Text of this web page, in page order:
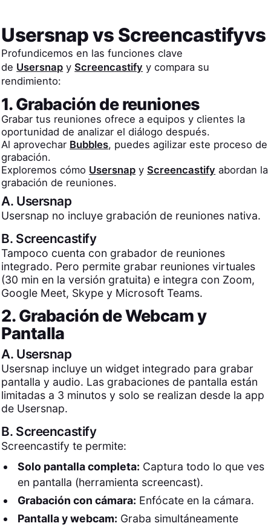
Usersnapvs Screencastifyvs
Profundicemos en las funciones clave
de Usersnap yScreencastify y compara su
rendimiento:
1. Grabación de reuniones
Grabar tus reuniones ofrece a equipos y clientes la
oportunidad de analizar el diálogo después.
Al aprovechar Bubbles, puedes agilizar este proceso de
grabación.
Exploremos cómo Usersnap yScreencastify abordan la
grabación de reuniones.
A. Usersnap
Usersnap no incluye grabación de reuniones nativa.
B. Screencastify
Tampoco cuenta con grabador de reuniones
integrado. Pero permite grabar reuniones virtuales
(30 min en la versión gratuita) e integra con Zoom,
Google Meet, Skype y Microsoft Teams.
2. Grabación de Webcam y
Pantalla
A. Usersnap
Usersnap incluye un widget integrado para grabar
pantalla y audio. Las grabaciones de pantalla están
limitadas a 3 minutos y solo se realizan desde la app
de Usersnap.
B. Screencastify
Screencastify te permite:
Solo pantalla completa: Captura todo lo que ves
en pantalla (herramienta screencast).
Grabación con cámara: Enfócate en la cámara.
Pantalla y webcam: Graba simultáneamente